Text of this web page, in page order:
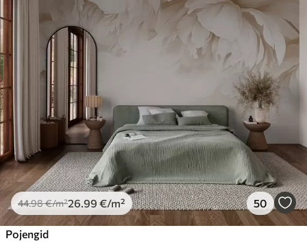
44.98€/m²26 .99 €/m² 50
Pojengid